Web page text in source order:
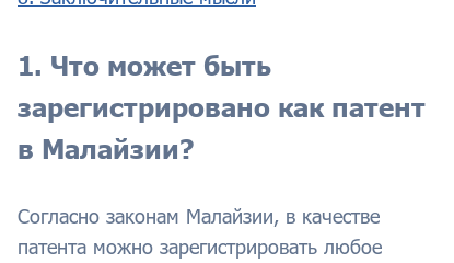
1. Что может быть
зарегистрировано как патент
в Малайзии?
Согласно законам Малайзии, в качестве
патента можно зарегистрировать любое